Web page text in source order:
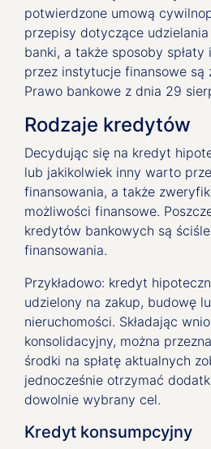
potwierdzone umową
przepisy dotyczące
banki, a także sposoby
przez instytucje finansowe
Prawo bankowe z dnia 29
Rodzaje kredytów
Decydując się na kredyt
lub jakikolwiek inny warto
finansowania, a także
możliwości finansowe.
kredytów bankowych są
finansowania.
Przykładowo: kredyt
udzielony na zakup, budowę
nieruchomości. Składając
konsolidacyjny, można
środki na spłatę aktualnych
jednocześnie otrzymać
dowolnie wybrany cel.
Kredyt konsumpcyjny